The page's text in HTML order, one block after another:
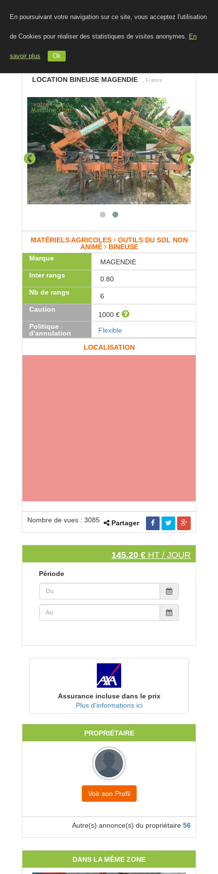
En poursuivant votre navigation sur ce site, vous acceptez l'utilisation
de Cookies pour réaliser des statistiques de visites anonymes. En
savoir plus Ok
LOCATION BINEUSE MAGENDIE , France
MATÉRIELS AGRICOLES OUTILS DU SOL NON
ANIMÉ BINEUSE
Marque
MAGENDIE
Inter rangs
0.80
Nb de rangs
6
Caution
1000 €
Politique
d'annulation
Flexible
LOCALISATION
Nombre de vues : 3085 Partager
145.20 € HT / JOUR
Période
Assurance incluse dans le prix
Plus d'informations ici
PROPRIÉTAIRE
Voir son Profil
Autre(s) annonce(s) du propriétaire 56
DANS LA MÊME ZONE